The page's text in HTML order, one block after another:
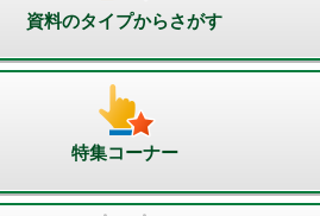
資料のタイプからさがす
特集コーナー